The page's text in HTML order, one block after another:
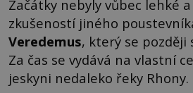
Začátky nebyly vůbec lehké
zkušeností jiného
Veredemus, který se později
Za čas se vydává na vlastní
jeskyni nedaleko řeky Rhony.